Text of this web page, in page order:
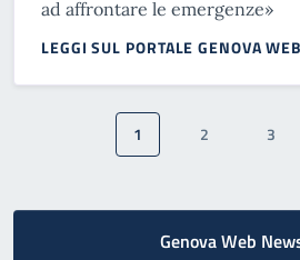
ad affrontare le emergenze»
LEGGI SUL PORTALE GENOVA
Paginazione
Pagina attuale
1 Pagina
2 Pagina
3
Genova Web